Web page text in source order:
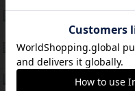
紹介文なし 1件の投稿
スモールワールド
紹介文あり 13件の投稿
ギャンブラー